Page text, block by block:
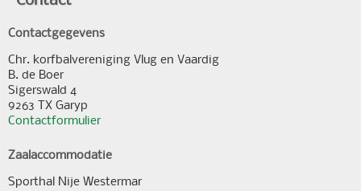
Contactgegevens
Chr. korfbalvereniging Vlug en Vaardig
B. de Boer
Sigerswald 4
9263 TX Garyp
Contactformulier
Zaalaccommodatie
Sporthal Nije Westermar